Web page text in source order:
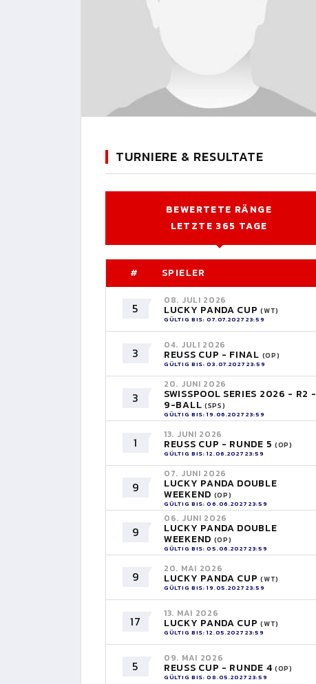
TURNIERE & RESULTATE
BEWERTETE RÄNGE
LETZTE 365 TAGE
# SPIELER
5
08. JULI 2026
LUCKY PANDA CUP(WT)
GÜLTIG BIS: 07.07.2027 23:59
3
04. JULI 2026
REUSS CUP - FINAL (OP)
GÜLTIG BIS: 03.07.2027 23:59
3
20. JUNI 2026
SWISSPOOL SERIES 2026 - R2 -
9-BALL (SPS)
GÜLTIG BIS: 19.06.2027 23:59
1
13. JUNI 2026
REUSS CUP - RUNDE 5 (OP)
GÜLTIG BIS: 12.06.2027 23:59
9
07. JUNI 2026
LUCKY PANDA DOUBLE
WEEKEND (OP)
GÜLTIG BIS: 06.06.2027 23:59
9
06. JUNI 2026
LUCKY PANDA DOUBLE
WEEKEND (OP)
GÜLTIG BIS: 05.06.2027 23:59
9
20. MAI 2026
LUCKY PANDA CUP(WT)
GÜLTIG BIS: 19.05.2027 23:59
17
13. MAI 2026
LUCKY PANDA CUP(WT)
GÜLTIG BIS: 12.05.2027 23:59
5
09. MAI 2026
REUSS CUP - RUNDE 4 (OP)
GÜLTIG BIS: 08.05.2027 23:59